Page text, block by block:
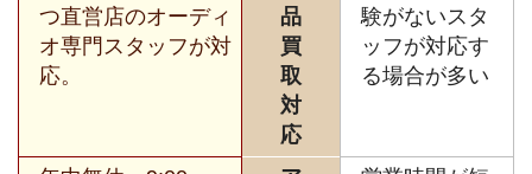
つ直営店のオーディ
オ専門スタッフが対
応。
品
買
取
対
応
験がないスタ
ッフが対応す
る場合が多い